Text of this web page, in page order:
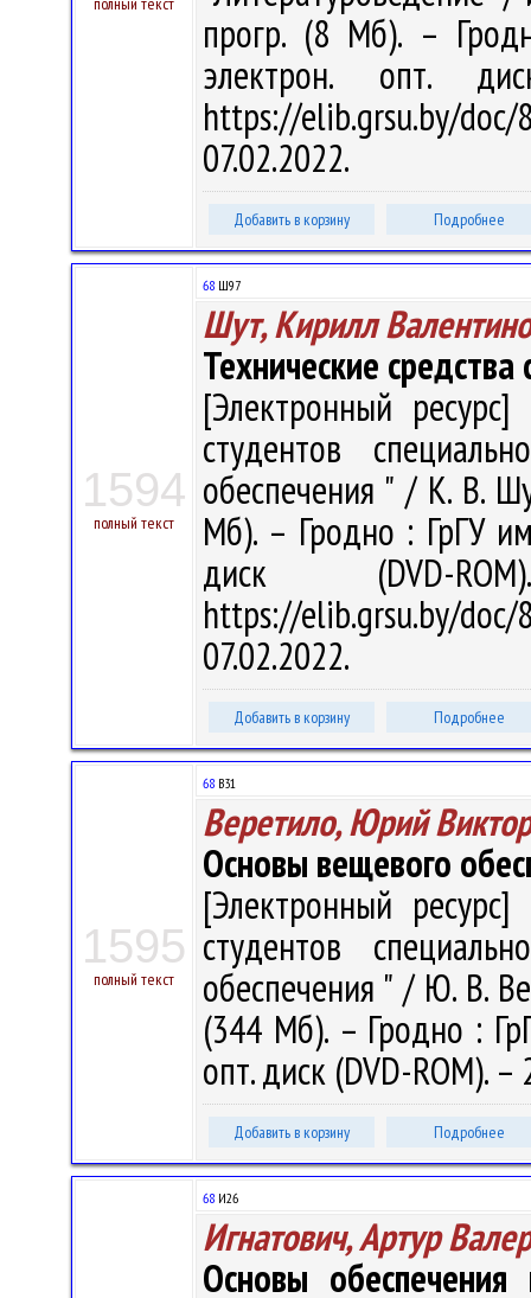
прогр. (8 Мб). –
электрон. опт.
https://elib.grsu.by/
07.02.2022.
Добавить в корзину Подробнее
1594
полный текст
68 Ш97
Шут, Кирилл
Технические
[Электронный
студентов
обеспечения " / К. В.
Мб). – Гродно : ГрГУ
диск (DVD-
https://elib.grsu.by/
07.02.2022.
Добавить в корзину Подробнее
1595
полный текст
68 В31
Веретило, Юрий
Основы вещевого
[Электронный
студентов
обеспечения " / Ю. В.
(344 Мб). – Гродно :
опт. диск (DVD-ROM).
Добавить в корзину Подробнее
68 И26
Игнатович, Артур
Основы